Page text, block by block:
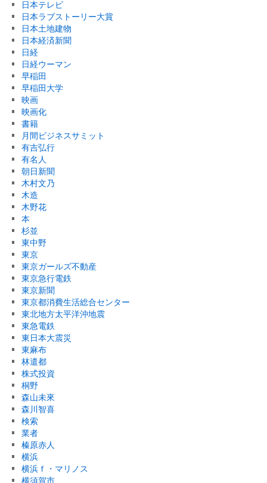
日本テレビ
日本ラブストーリー大賞
日本土地建物
日本経済新聞
日経
日経ウーマン
早稲田
早稲田大学
映画
映画化
書籍
月間ビジネスサミット
有吉弘行
有名人
朝日新聞
木村文乃
木造
木野花
本
杉並
東中野
東京
東京ガールズ不動産
東京急行電鉄
東京新聞
東京都消費生活総合センター
東北地方太平洋沖地震
東急電鉄
東日本大震災
東麻布
林遣都
株式投資
桐野
森山未來
森川智喜
検索
業者
榛原赤人
横浜
横浜ｆ・マリノス
横須賀市